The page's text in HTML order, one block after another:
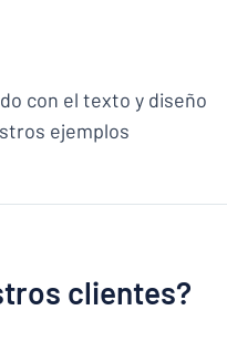
con el texto y diseño
ejemplos
clientes?